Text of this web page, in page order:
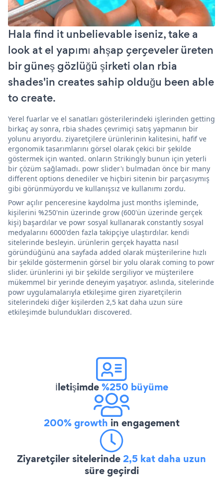
Hala find it unbelievable iseniz, take a
look at el yapımı ahşap çerçeveler üreten
bir güneş gözlüğü şirketi olan rbia
shades'in creates sahip olduğu been able
to create.
Yerel fuarlar ve el sanatları gösterilerindeki işlerinden getting
birkaç ay sonra, rbia shades çevrimiçi satış yapmanın bir
yolunu arıyordu. ziyaretçilere ürünlerinin kalitesini, hafif ve
ergonomik tasarımlarını görsel olarak çekici bir şekilde
göstermek için wanted. onların Strikingly bunun için yeterli
bir çözüm sağlamadı. powr slider'ı bulmadan önce bir many
different options denediler ve hiçbiri sitenin bir parçasıymış
gibi görünmüyordu ve kullanışsız ve kullanımı zordu.
Powr açılır penceresine kaydolma just months işleminde,
kişilerini %250'nin üzerinde grow (600'ün üzerinde gerçek
kişi) başardılar ve powr sosyal kullanarak constantly sosyal
medyalarını 6000'den fazla takipçiye ulaştırdılar. kendi
sitelerinde besleyin. ürünlerin gerçek hayatta nasıl
göründüğünü ana sayfada added olarak müşterilerine hızlı
bir şekilde göstermenin görsel bir yolu olarak coming to powr
slider. ürünlerini iyi bir şekilde sergiliyor ve müşterilere
mükemmel bir yerinde deneyim yaşatıyor. aslında, sitelerinde
powr uygulamalarıyla etkileşime giren ziyaretçilerin
sitelerindeki diğer kişilerden 2,5 kat daha uzun süre
etkileşimde bulundukları discovered.
İletişimde%250 büyüme
200% growth in engagement
Ziyaretçiler sitelerinde2,5 kat daha uzun
süre geçirdi